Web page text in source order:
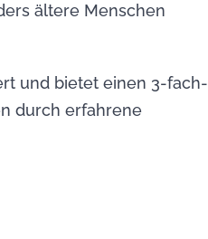
ältere Menschen
und bietet einen 3-fach-
durch erfahrene